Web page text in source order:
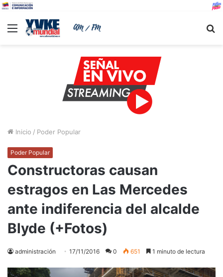
Menu
Inicio / Poder Popular
Poder Popular
Constructoras causan
estragos en Las Mercedes
ante indiferencia del alcalde
Blyde (+Fotos)
administración 17/11/2016 0 651 1 minuto de lectura